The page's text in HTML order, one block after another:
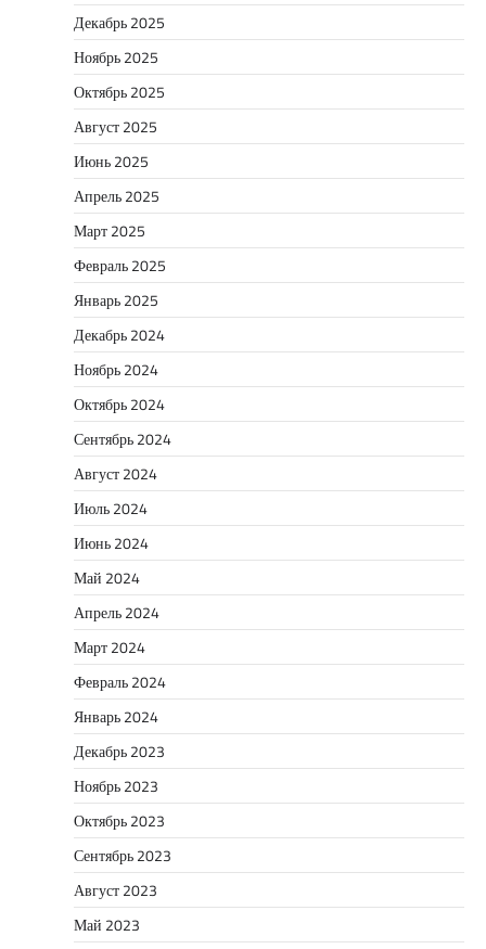
Декабрь 2025
Ноябрь 2025
Октябрь 2025
Август 2025
Июнь 2025
Апрель 2025
Март 2025
Февраль 2025
Январь 2025
Декабрь 2024
Ноябрь 2024
Октябрь 2024
Сентябрь 2024
Август 2024
Июль 2024
Июнь 2024
Май 2024
Апрель 2024
Март 2024
Февраль 2024
Январь 2024
Декабрь 2023
Ноябрь 2023
Октябрь 2023
Сентябрь 2023
Август 2023
Май 2023